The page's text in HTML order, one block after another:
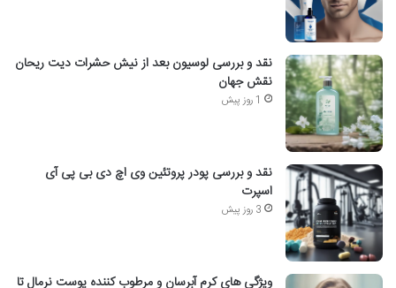
نقد و بررسی لوسیون بعد از نیش حشرات دیت ریحان
نقش جهان
1 روز پیش
نقد و بررسی پودر پروتئین وی اچ دی بی پی آی
اسپرت
3 روز پیش
ویژگی های کرم آبرسان و مرطوب کننده پوست نرمال تا